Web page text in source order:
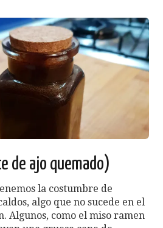
de ajo quemado)
la costumbre de
algo que no sucede en el
Algunos, como el miso ramen